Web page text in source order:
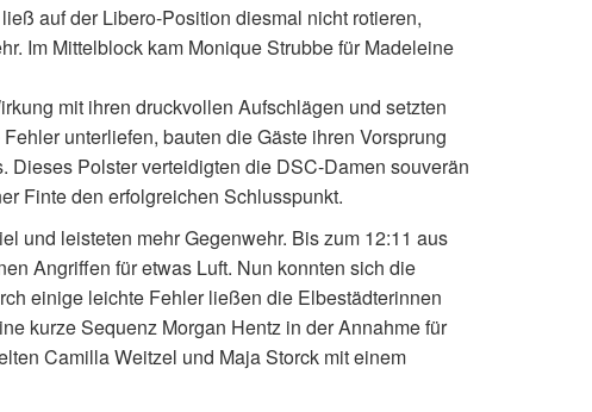
auf der Libero-Position diesmal nicht rotieren,
Im Mittelblock kam Monique Strubbe für Madeleine
mit ihren druckvollen Aufschlägen und setzten
unterliefen, bauten die Gäste ihren Vorsprung
Polster verteidigten die DSC-Damen souverän
Finte den erfolgreichen Schlusspunkt.
und leisteten mehr Gegenwehr. Bis zum 12:11 aus
Angriffen für etwas Luft. Nun konnten sich die
einige leichte Fehler ließen die Elbestädterinnen
kurze Sequenz Morgan Hentz in der Annahme für
Camilla Weitzel und Maja Storck mit einem